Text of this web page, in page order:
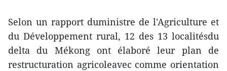
Selon un rapport duministre de l'Agriculture et
du Développement rural, 12 des 13 localitésdu
delta du Mékong ont élaboré leur plan de
restructuration agricoleavec comme orientation